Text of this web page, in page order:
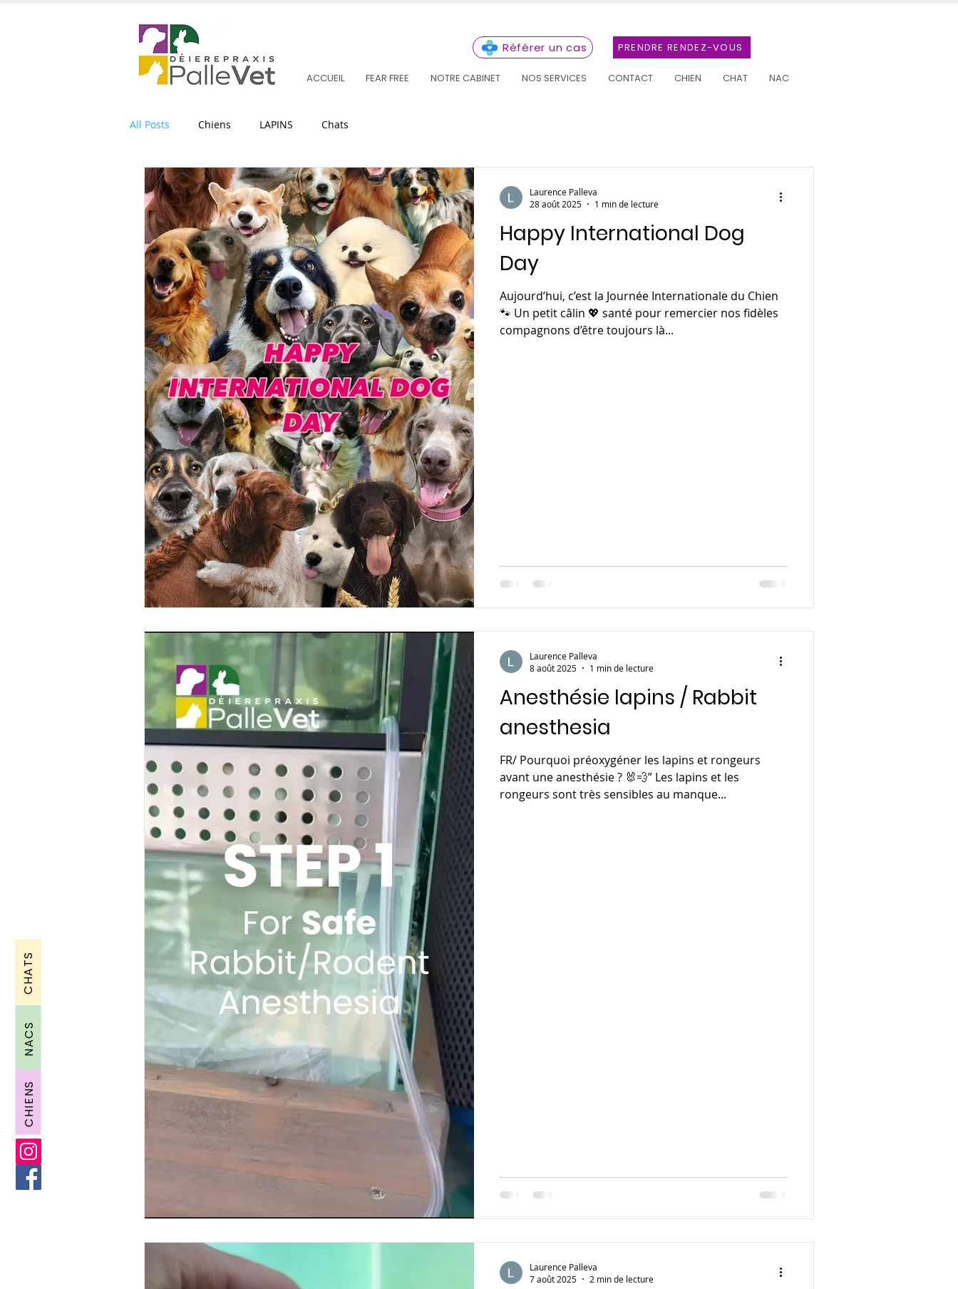
ACCUEIL FEAR FREE NOTRE CABINET NOS SERVICES CONTACT CHIEN CHAT NAC
PRENDRE RENDEZ-VOUS
Référer un cas
CHATS
NACS
CHIENS
All Posts Chiens LAPINS Chats
Happy International Dog
Day
Aujourd’hui, c’est la Journée Internationale du Chien
🐾 Un petit câlin 💖 santé pour remercier nos fidèles
compagnons d’être toujours là...
Laurence Palleva
28 août 2025
1 min de lecture
Anesthésie lapins / Rabbit
anesthesia
FR/ Pourquoi préoxygéner les lapins et rongeurs
avant une anesthésie ? 🐰💨” Les lapins et les
rongeurs sont très sensibles au manque...
Laurence Palleva
8 août 2025
1 min de lecture
Laurence Palleva
7 août 2025
2 min de lecture